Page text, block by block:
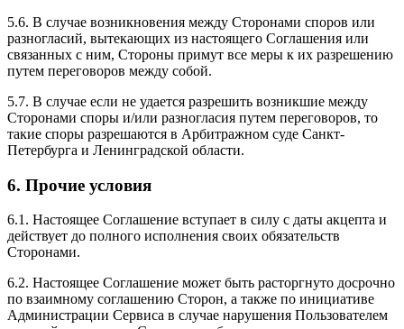
5.6. В случае возникновения между Сторонами споров или
разногласий, вытекающих из настоящего Соглашения или
связанных с ним, Стороны примут все меры к их разрешению
путем переговоров между собой.
5.7. В случае если не удается разрешить возникшие между
Сторонами споры и/или разногласия путем переговоров, то
такие споры разрешаются в Арбитражном суде Санкт-
Петербурга и Ленинградской области.
6. Прочие условия
6.1. Настоящее Соглашение вступает в силу с даты акцепта и
действует до полного исполнения своих обязательств
Сторонами.
6.2. Настоящее Соглашение может быть расторгнуто досрочно
по взаимному соглашению Сторон, а также по инициативе
Администрации Сервиса в случае нарушения Пользователем